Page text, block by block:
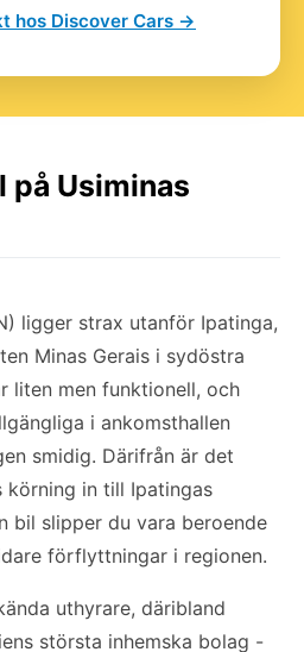
hos Discover Cars →
på Usiminas
ligger strax utanför Ipatinga,
Minas Gerais i sydöstra
liten men funktionell, och
i ankomsthallen
smidig. Därifrån är det
körning in till Ipatingas
bil slipper du vara beroende
förflyttningar i regionen.
uthyrare, däribland
största inhemska bolag -